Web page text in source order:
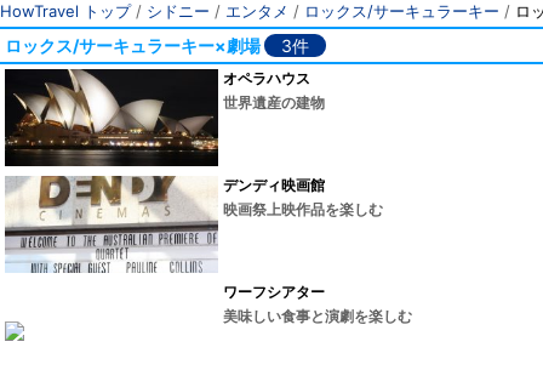
HowTravel トップ/ シドニー / エンタメ / ロックス/サーキュラーキー / ロ
ロックス/サーキュラーキー×劇場 3件
オペラハウス
世界遺産の建物
デンディ映画館
映画祭上映作品を楽しむ
ワーフシアター
美味しい食事と演劇を楽しむ